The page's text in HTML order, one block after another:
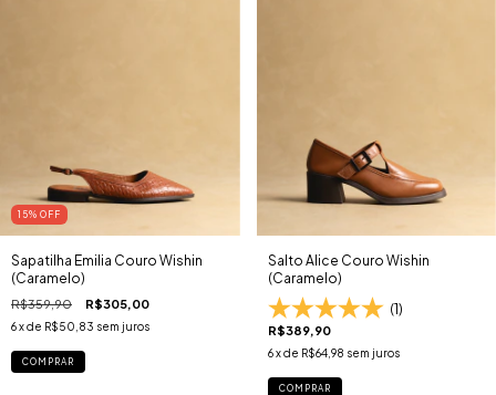
15% OFF
Sapatilha Emilia Couro Wishin
(Caramelo)
R$359,90 R$305,00
6x de R$50,83 sem juros
COMPRAR
Salto Alice Couro Wishin
(Caramelo)
(1)
R$389,90
6 x de R$64,98 sem juros
COMPRAR